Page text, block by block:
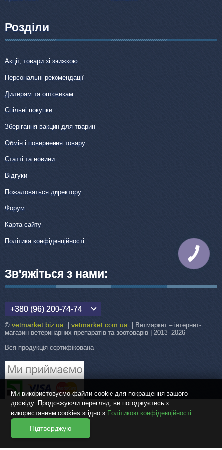
Розділи
Акції, товари зі знижкою
Персональні рекомендації
Дилерам та оптовикам
Спільні покупки
Зберігання вакцин для тварин
Обмін і повернення товару
Статті та новини
Відгуки
Пожаловаться директору
Форум
Карта сайту
Політика конфіденційності
Зв'яжіться з нами:
+380 (96) 200-74-74
© vetmarket.biz.ua vetmarket.com.ua | Ветмаркет – інтернет-
магазин ветеринарних препаратів та зоотоварів | 2013 -2026
Вся продукція сертифікована
Ми використовуємо файли cookie для покращення вашого
досвіду. Продовжуючи перегляд, ви погоджуєтесь з
використанням cookies згідно з Політикою конфіденційності .
Підтверджую
КНОПКА
ЗВ'ЯЗКУ